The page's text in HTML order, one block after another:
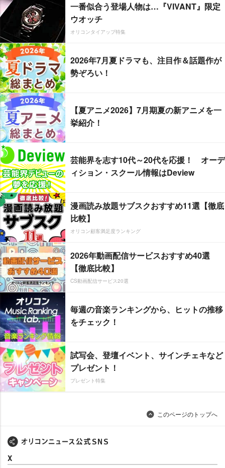
一番似合う登場人物は…『VIVANT』限定
ウオッチ
オリコンタイアップ特集
2026年7月夏ドラマも、注目作＆話題作が
勢ぞろい！
【夏アニメ2026】7月期夏の新アニメを一
挙紹介！
芸能界を志す10代～20代を応援！ オーデ
ィション・スクール情報はDeview
漫画読み放題サブスクおすすめ11選【徹底
比較】
オリコン顧客満足度ランキング
2026年動画配信サービスおすすめ40選
【徹底比較】
CS動画配信サービス20選
毎週の音楽ランキングから、ヒットの推移
をチェック！
試写会、登壇イベント、サインチェキなど
プレゼント！
プレゼント特集
このページのトップへ
X